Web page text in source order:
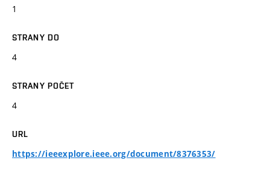
1
STRANY DO
4
STRANY POČET
4
URL
https://ieeexplore.ieee.org/document/8376353/